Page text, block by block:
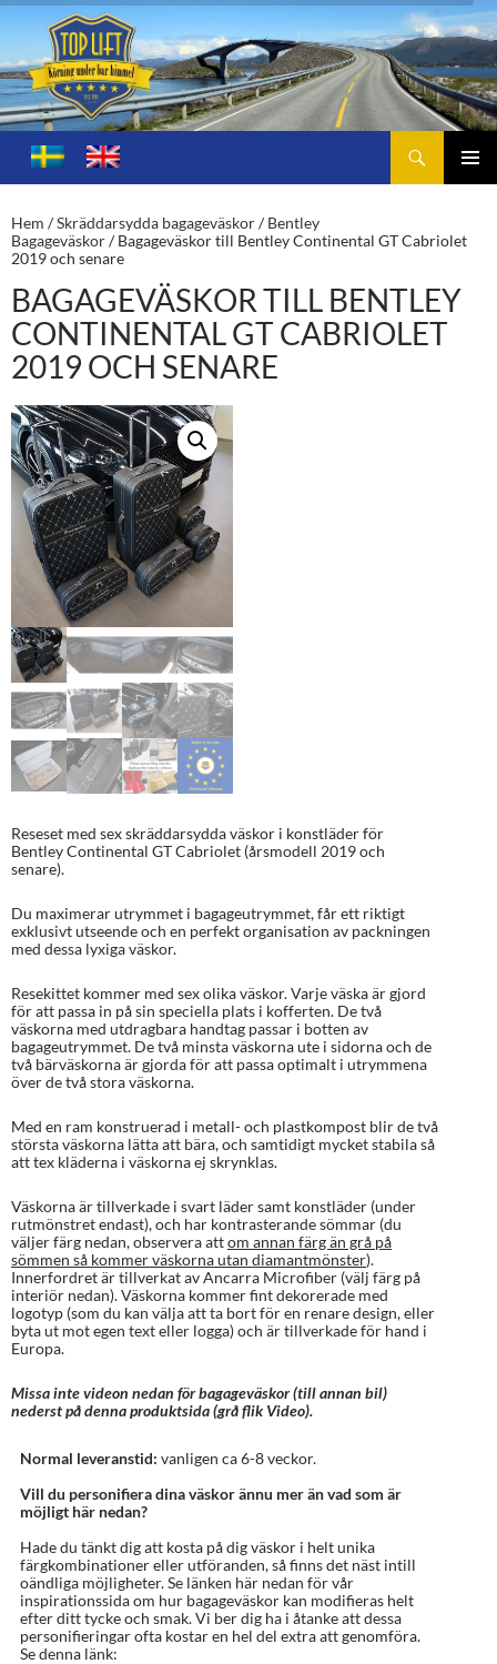
Toplift.se – för körning under bar himmel
HOPPA
TILL
Hem /Skräddarsydda bagageväskor/Bentley
Bagageväskor/ Bagageväskor till Bentley Continental GT Cabriolet
2019 och senare
BAGAGEVÄSKOR TILL BENTLEY
CONTINENTAL GT CABRIOLET
2019 OCH SENARE
Reseset med sex skräddarsydda väskor i konstläder för
Bentley Continental GT Cabriolet (årsmodell 2019 och
senare).
Du maximerar utrymmet i bagageutrymmet, får ett riktigt
exklusivt utseende och en perfekt organisation av packningen
med dessa lyxiga väskor.
Resekittet kommer med sex olika väskor. Varje väska är gjord
för att passa in på sin speciella plats i kofferten. De två
väskorna med utdragbara handtag passar i botten av
bagageutrymmet. De två minsta väskorna ute i sidorna och de
två bärväskorna är gjorda för att passa optimalt i utrymmena
över de två stora väskorna.
Med en ram konstruerad i metall- och plastkompost blir de två
största väskorna lätta att bära, och samtidigt mycket stabila så
att tex kläderna i väskorna ej skrynklas.
Väskorna är tillverkade i svart läder samt konstläder (under
rutmönstret endast), och har kontrasterande sömmar (du
väljer färg nedan, observera attom annan färg än grå på
sömmen så kommer väskorna utan diamantmönster).
Innerfordret är tillverkat av Ancarra Microfiber (välj färg på
interiör nedan). Väskorna kommer fint dekorerade med
logotyp (som du kan välja att ta bort för en renare design, eller
byta ut mot egen text eller logga) och är tillverkade för hand i
Europa.
Missa inte videon nedan för bagageväskor (till annan bil)
nederst på denna produktsida (grå flik Video).
Normal leveranstid: vanligen ca 6-8 veckor.
Vill du personifiera dina väskor ännu mer än vad som är
möjligt här nedan?
Hade du tänkt dig att kosta på dig väskor i helt unika
färgkombinationer eller utföranden, så finns det näst intill
oändliga möjligheter. Se länken här nedan för vår
inspirationssida om hur bagageväskor kan modifieras helt
efter ditt tycke och smak. Vi ber dig ha i åtanke att dessa
personifieringar ofta kostar en hel del extra att genomföra.
Se denna länk: